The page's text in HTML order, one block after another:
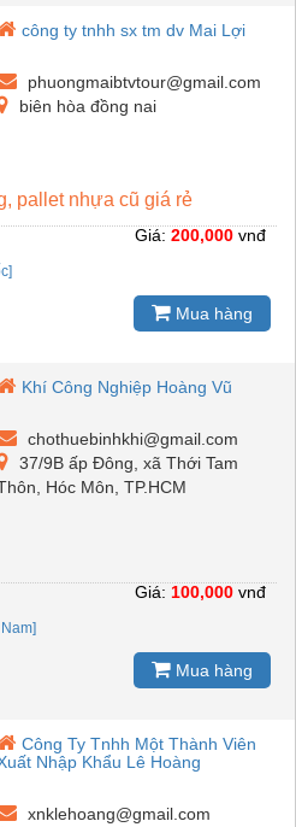
công ty tnhh sx tm dv Mai Lợi
phuongmaibtvtour@gmail.com
biên hòa đồng nai
pallet nhựa cũ giá rẻ
Giá: 200,000 vnđ
Mua hàng
Khí Công Nghiệp Hoàng Vũ
chothuebinhkhi@gmail.com
37/9B ấp Đông, xã Thới Tam
Hóc Môn, TP.HCM
Giá: 100,000 vnđ
Mua hàng
Công Ty Tnhh Một Thành Viên
Nhập Khẩu Lê Hoàng
xnklehoang@gmail.com